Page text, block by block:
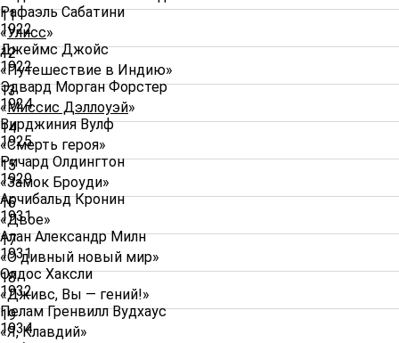
Рафаэль Сабатини
1922
11
«Улисс»
Джеймс Джойс
1922
12
«Путешествие в Индию»
Эдвард Морган Форстер
1924
13
«Миссис Дэллоуэй»
Вирджиния Вулф
1925
14
«Смерть героя»
Ричард Олдингтон
1929
15
«Замок Броуди»
Арчибальд Кронин
1931
16
«Двое»
Алан Александр Милн
1931
17
«О дивный новый мир»
Олдос Хаксли
1932
18
«Дживс, Вы — гений!»
Пелам Гренвилл Вудхаус
1934
19
«Я, Клавдий»